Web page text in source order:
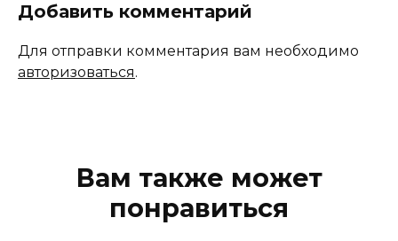
Добавить комментарий
Для отправки комментария вам необходимо
авторизоваться.
Вам также может
понравиться